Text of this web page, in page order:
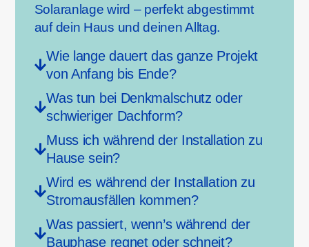
Solaranlage wird – perfekt abgestimmt
auf dein Haus und deinen Alltag.
Wie lange dauert das ganze Projekt
von Anfang bis Ende?
Was tun bei Denkmalschutz oder
schwieriger Dachform?
Muss ich während der Installation zu
Hause sein?
Wird es während der Installation zu
Stromausfällen kommen?
Was passiert, wenn’s während der
Bauphase regnet oder schneit?